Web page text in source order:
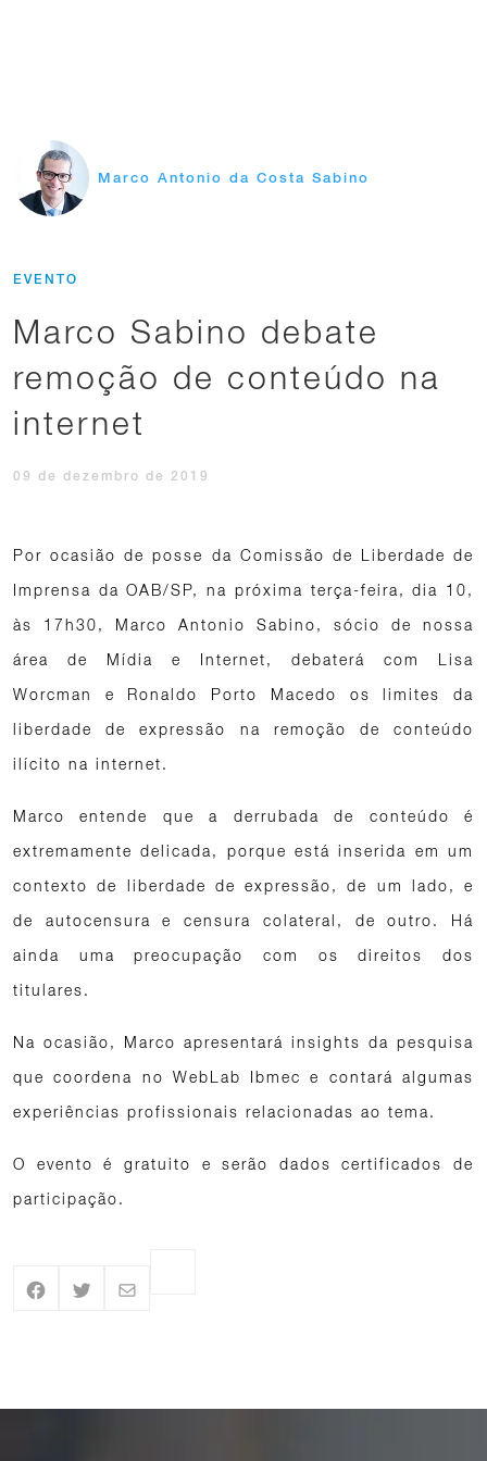
Marco Antonio da Costa Sabino
EVENTO
Marco Sabino debate
remoção de conteúdo na
internet
09 de dezembro de 2019
Por ocasião de posse da Comissão de Liberdade de
Imprensa da OAB/SP, na próxima terça-feira, dia 10,
às 17h30, Marco Antonio Sabino, sócio de nossa
área de Mídia e Internet, debaterá com Lisa
Worcman e Ronaldo Porto Macedo os limites da
liberdade de expressão na remoção de conteúdo
ilícito na internet.
Marco entende que a derrubada de conteúdo é
extremamente delicada, porque está inserida em um
contexto de liberdade de expressão, de um lado, e
de autocensura e censura colateral, de outro. Há
ainda uma preocupação com os direitos dos
titulares.
Na ocasião, Marco apresentará insights da pesquisa
que coordena no WebLab Ibmec e contará algumas
experiências profissionais relacionadas ao tema.
O evento é gratuito e serão dados certificados de
participação.